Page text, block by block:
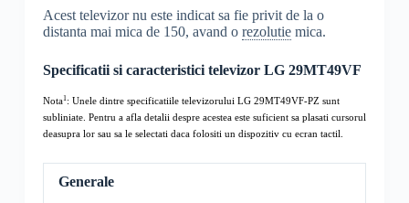
Acest televizor nu este indicat sa fie privit de la o
distanta mai mica de 150, avand o rezolutiemica.
Specificatii si caracteristici televizor LG 29MT49VF
Nota1: Unele dintre specificatiile televizorului LG 29MT49VF-PZ sunt
subliniate. Pentru a afla detalii despre acestea este suficient sa plasati cursorul
deasupra lor sau sa le selectati daca folositi un dispozitiv cu ecran tactil.
Generale